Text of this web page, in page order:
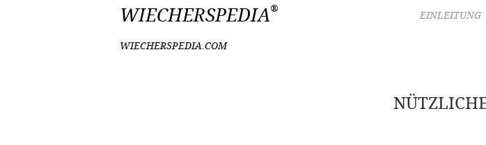
WIECHERSPEDIA®
WIECHERSPEDIA.COM
EINLEITUNG